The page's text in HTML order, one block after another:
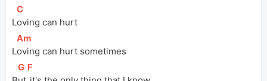
L
[
C
oving can hurt
L
[
Am
oving can hurt sometimes
[
G ][F